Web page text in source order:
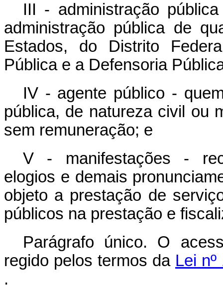
III - administração
administração pública de
Estados, do Distrito
Pública e a Defensoria
IV - agente público -
pública, de natureza civil ou
sem remuneração; e
V - manifestações -
elogios e demais
objeto a prestação de
públicos na prestação e
Parágrafo único. O
regido pelos termos da Lei
.